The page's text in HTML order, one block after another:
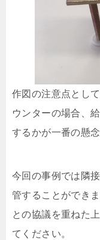
作図の注意点とし
ウンターの場合、
するかが一番の懸念
今回の事例では隣
管することができ
との協議を重ねた
てください。